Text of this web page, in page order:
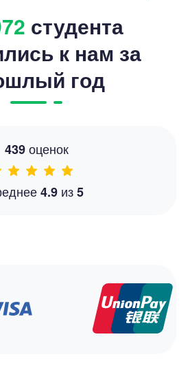
студента
к нам за
год
439оценок
4.9 из5